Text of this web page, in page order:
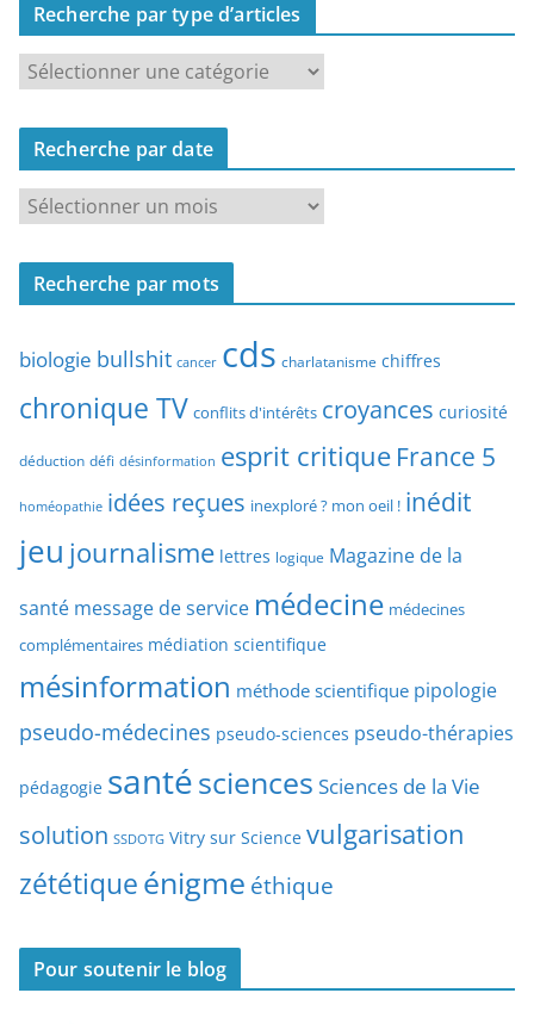
Recherche par type d’articles
c
e
e
a
y
e
d
’
a
i
c
e
Recherche par date
c
r
h
p
a
t
e
Recherche par mots
biologie bullshit cancer cds charlatanisme chiffres
chronique TV conflits d'intérêts croyances curiosité
déduction défi désinformation esprit critique France 5
homéopathie idées reçues inexploré ? mon oeil ! inédit
jeu journalisme lettres logique Magazine de la
santé message de service médecine médecines
complémentaires médiation scientifique
mésinformation méthode scientifique pipologie
pseudo-médecines pseudo-sciences pseudo-thérapies
pédagogie santésciences Sciences de la Vie
solution SSDOTG Vitry sur Science vulgarisation
zététiqueénigme éthique
Pour soutenir le blog